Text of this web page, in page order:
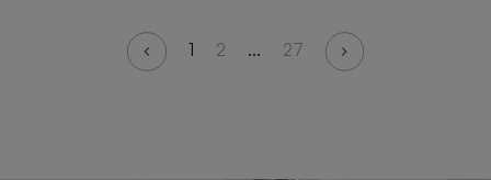
1 2 ... 27